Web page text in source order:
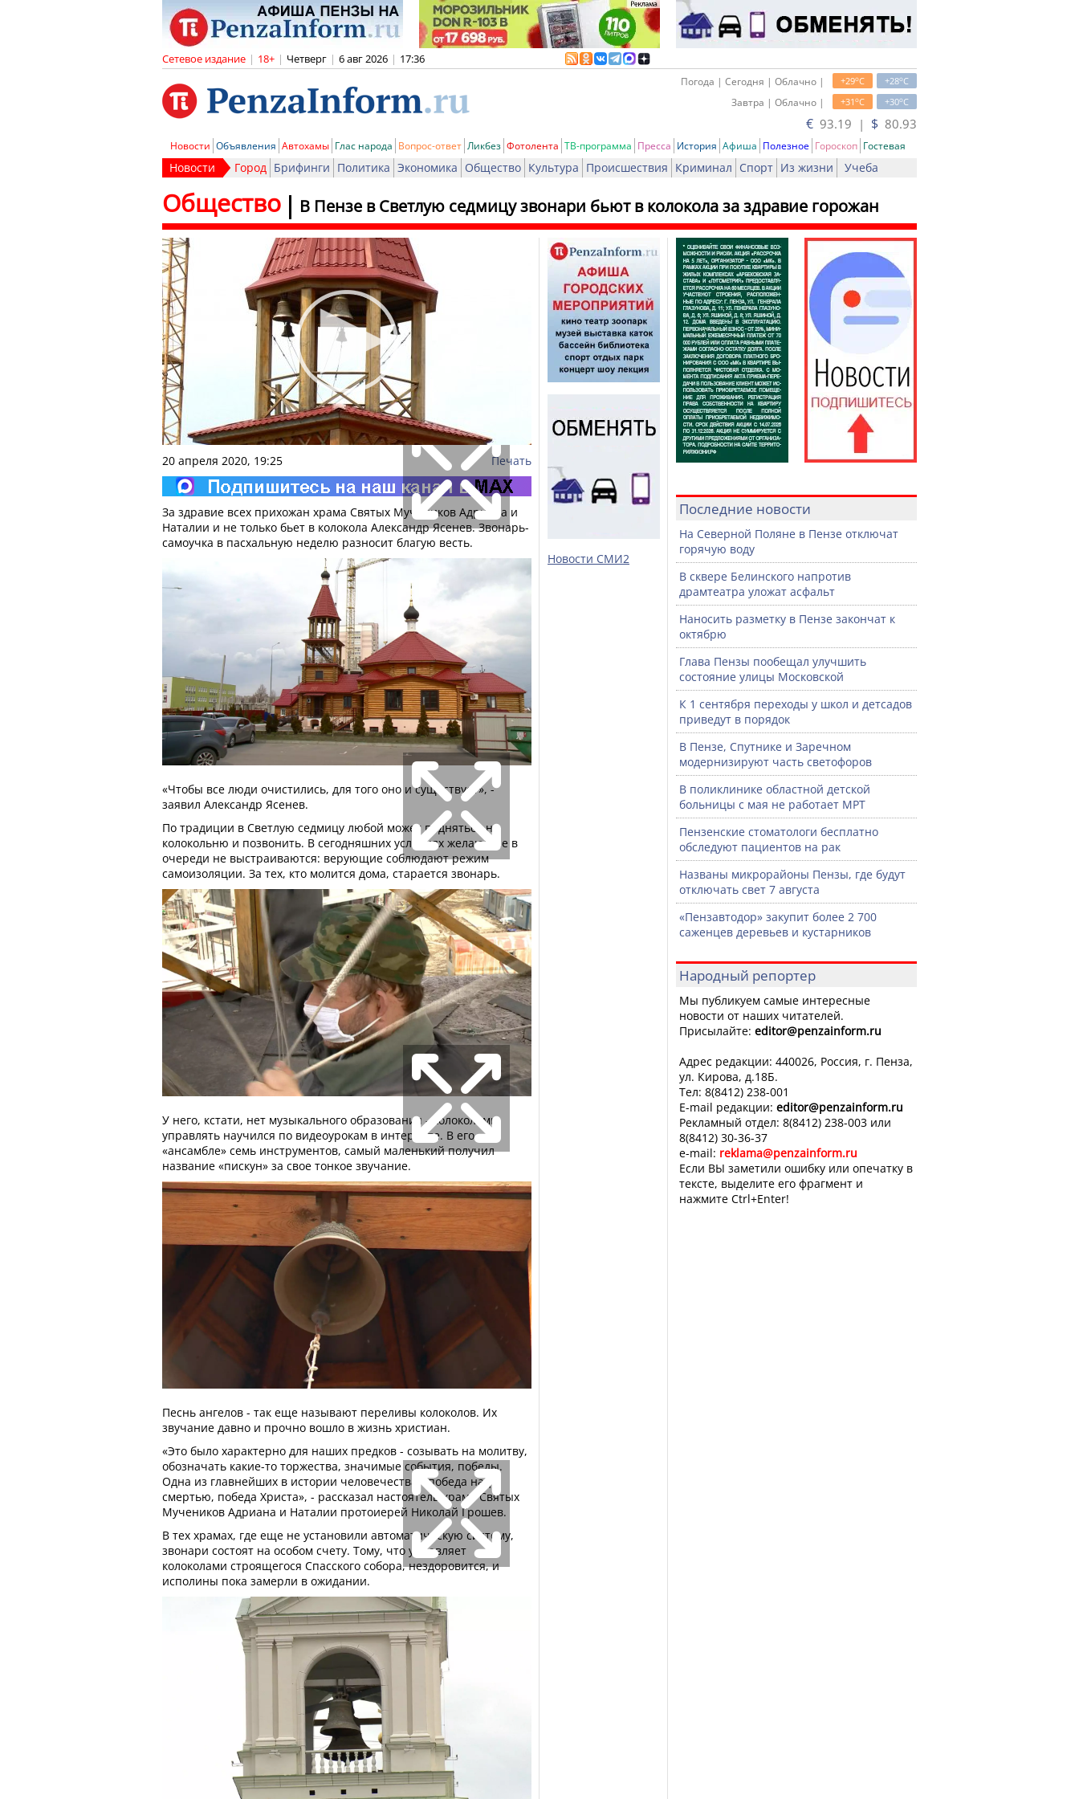
Сетевое издание | 18+ | Четверг | 6 авг 2026 | 17:36
+28oC
+29oC
Погода | Сегодня | Облачно |
+30oC
+31oC
Завтра | Облачно |
€ 93.19 | $ 80.93
Новости Объявления Автохамы Глас народа Вопрос-ответ Ликбез Фотолента ТВ-программа Пресса История Афиша Полезное Гороскоп Гостевая
Новости Город Брифинги Политика Экономика Общество Культура Происшествия Криминал Спорт Из жизни Учеба
В Пензе в Светлую седмицу звонари бьют в колокола за здравие горожан
Общество
20 апреля 2020, 19:25 Печать
За здравие всех прихожан храма Святых Мучеников Адриана и
Наталии и не только бьет в колокола Александр Ясенев. Звонарь-
самоучка в пасхальную неделю разносит благую весть.
«Чтобы все люди очистились, для того оно и существует», -
заявил Александр Ясенев.
По традиции в Светлую седмицу любой может подняться на
колокольню и позвонить. В сегодняшних условиях желающие в
очереди не выстраиваются: верующие соблюдают режим
самоизоляции. За тех, кто молится дома, старается звонарь.
У него, кстати, нет музыкального образования - колоколами
управлять научился по видеоурокам в интернете. В его
«ансамбле» семь инструментов, самый маленький получил
название «пискун» за свое тонкое звучание.
Песнь ангелов - так еще называют переливы колоколов. Их
звучание давно и прочно вошло в жизнь христиан.
«Это было характерно для наших предков - созывать на молитву,
обозначать какие-то торжества, значимые события, победы.
Одна из главнейших в истории человечества - победа над
смертью, победа Христа», - рассказал настоятель храма Святых
Мучеников Адриана и Наталии протоиерей Николай Грошев.
В тех храмах, где еще не установили автоматическую систему,
звонари состоят на особом счету. Тому, что управляет
колоколами строящегося Спасского собора, нездоровится, и
исполины пока замерли в ожидании.
Новости СМИ2
Последние новости
На Северной Поляне в Пензе отключат
горячую воду
В сквере Белинского напротив
драмтеатра уложат асфальт
Наносить разметку в Пензе закончат к
октябрю
Глава Пензы пообещал улучшить
состояние улицы Московской
К 1 сентября переходы у школ и детсадов
приведут в порядок
В Пензе, Спутнике и Заречном
модернизируют часть светофоров
В поликлинике областной детской
больницы с мая не работает МРТ
Пензенские стоматологи бесплатно
обследуют пациентов на рак
Названы микрорайоны Пензы, где будут
отключать свет 7 августа
«Пензавтодор» закупит более 2 700
саженцев деревьев и кустарников
Народный репортер
Мы публикуем самые интересные
новости от наших читателей.
Присылайте: editor@penzainform.ru
Адрес редакции: 440026, Россия, г. Пенза,
ул. Кирова, д.18Б.
Тел: 8(8412) 238-001
E-mail редакции: editor@penzainform.ru
Рекламный отдел: 8(8412) 238-003 или
8(8412) 30-36-37
e-mail: reklama@penzainform.ru
Если ВЫ заметили ошибку или опечатку в
тексте, выделите его фрагмент и
нажмите Ctrl+Enter!